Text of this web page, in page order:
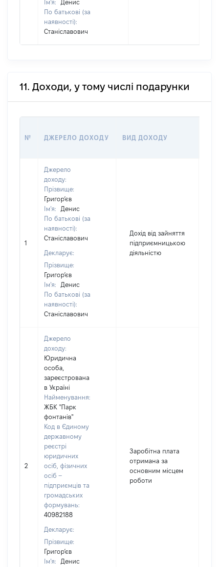
Ім'я:
Денис
По батькові (за
наявності):
Станіславович
11. Доходи, у тому числі подарунки
№ ДЖЕРЕЛО ДОХОДУ ВИД ДОХОДУ
1
Джерело
доходу:
Прізвище:
Григор’єв
Ім'я:
Денис
По батькові (за
наявності):
Станіславович
Декларує:
Прізвище:
Григор’єв
Ім'я:
Денис
По батькові (за
наявності):
Станіславович
Дохід від зайняття
підприємницькою
діяльністю
2
Джерело
доходу:
Юридична
особа,
зареєстрована
в Україні
Найменування:
ЖБК "Парк
фонтанів"
Код в Єдиному
державному
реєстрі
юридичних
осіб, фізичних
осіб –
підприємців та
громадських
формувань:
40982188
Декларує:
Прізвище:
Григор’єв
Ім'я:
Денис
Заробітна плата
отримана за
основним місцем
роботи